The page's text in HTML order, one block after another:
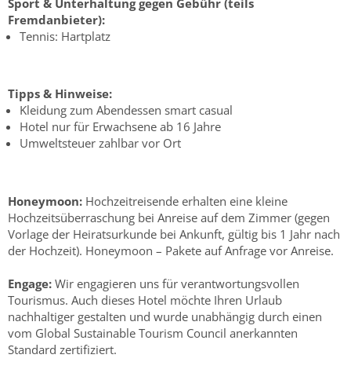
Fremdanbieter):
Tennis: Hartplatz
Tipps & Hinweise:
Kleidung zum Abendessen smart casual
Hotel nur für Erwachsene ab 16 Jahre
Umweltsteuer zahlbar vor Ort
Honeymoon: Hochzeitreisende erhalten eine kleine
Hochzeitsüberraschung bei Anreise auf dem Zimmer (gegen
Vorlage der Heiratsurkunde bei Ankunft, gültig bis 1 Jahr nach
der Hochzeit). Honeymoon – Pakete auf Anfrage vor Anreise.
Engage: Wir engagieren uns für verantwortungsvollen
Tourismus. Auch dieses Hotel möchte Ihren Urlaub
nachhaltiger gestalten und wurde unabhängig durch einen
vom Global Sustainable Tourism Council anerkannten
Standard zertifiziert.